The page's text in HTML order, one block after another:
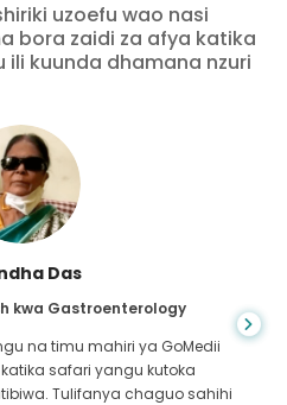
uzoefu wao nasi
bora zaidi za afya katika
kuunda dhamana nzuri
Das
kwa Gastroenterology
na timu mahiri ya GoMedii
safari yangu kutoka
Tulifanya chaguo sahihi